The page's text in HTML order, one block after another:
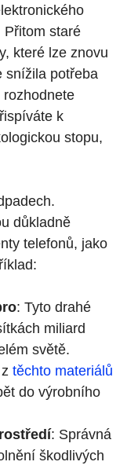
Přitom staré
které lze znovu
snížila potřeba
k
stopu,
důkladně
telefonů, jako
: Tyto drahé
miliard
světě.
těchto materiálů
do výrobního
: Správná
škodlivých